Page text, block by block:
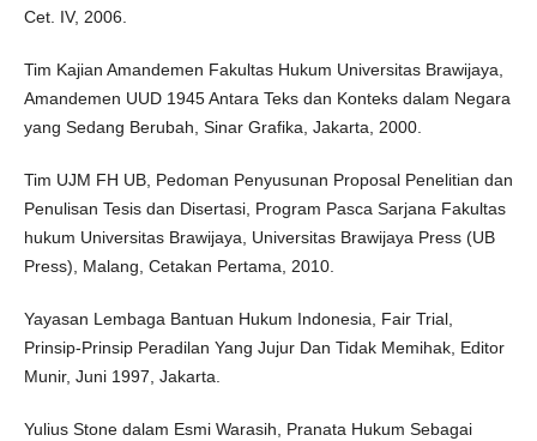
Cet. IV, 2006.
Tim Kajian Amandemen Fakultas Hukum Universitas Brawijaya,
Amandemen UUD 1945 Antara Teks dan Konteks dalam Negara
yang Sedang Berubah, Sinar Grafika, Jakarta, 2000.
Tim UJM FH UB, Pedoman Penyusunan Proposal Penelitian dan
Penulisan Tesis dan Disertasi, Program Pasca Sarjana Fakultas
hukum Universitas Brawijaya, Universitas Brawijaya Press (UB
Press), Malang, Cetakan Pertama, 2010.
Yayasan Lembaga Bantuan Hukum Indonesia, Fair Trial,
Prinsip-Prinsip Peradilan Yang Jujur Dan Tidak Memihak, Editor
Munir, Juni 1997, Jakarta.
Yulius Stone dalam Esmi Warasih, Pranata Hukum Sebagai